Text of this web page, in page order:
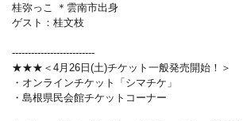
桂弥っこ ＊雲南市出身
ゲスト：桂文枝
--------------------------
★★★＜4月26日(土)チケット一般発売開始！＞
・オンラインチケット「シマチケ」
・島根県民会館チケットコーナー